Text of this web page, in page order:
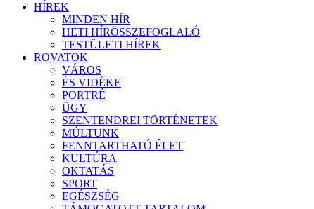
HÍREK
MINDEN HÍR
HETI HÍRÖSSZEFOGLALÓ
TESTÜLETI HÍREK
ROVATOK
VÁROS
ÉS VIDÉKE
PORTRÉ
ÜGY
SZENTENDREI TÖRTÉNETEK
MÚLTUNK
FENNTARTHATÓ ÉLET
KULTÚRA
OKTATÁS
SPORT
EGÉSZSÉG